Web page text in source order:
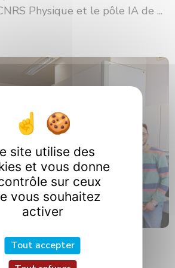
Physique et le pôle IA de ...
site utilise des
et vous donne
sur ceux
vous souhaitez
activer
Tout accepter